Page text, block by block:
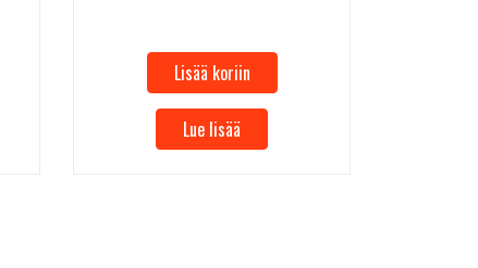
Lisää koriin
Lue lisää